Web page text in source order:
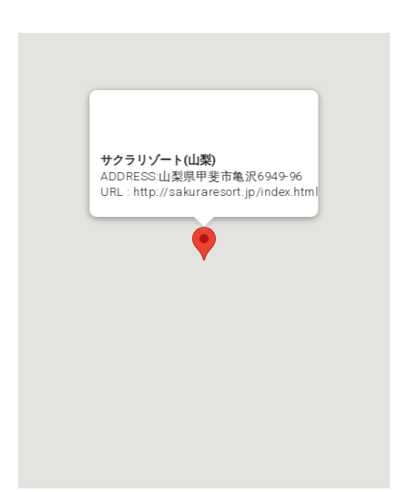
サクラリゾート(山梨)
ADDRESS:山梨県甲斐市亀沢6949-96
URL : http://sakuraresort.jp/index.html